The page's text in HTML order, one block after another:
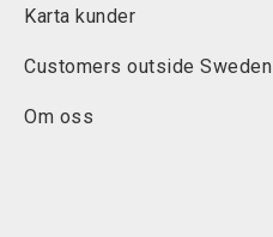
Karta kunder
Customers outside Sweden
Om oss